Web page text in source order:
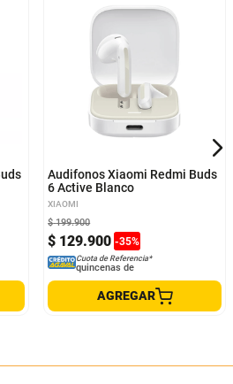
Audifonos Xiaomi Redmi Buds
6 Active Blanco
XIAOMI
$ 129.900 -35%
$ 199.900
Cuota de Referencia*
quincenas de
AGREGAR